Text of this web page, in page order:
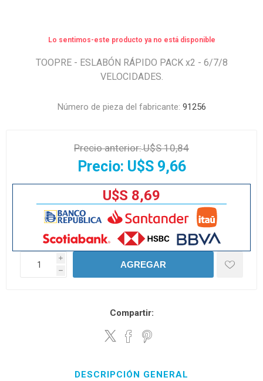
Lo sentimos-este producto ya no está disponible
TOOPRE - ESLABÓN RÁPIDO PACK x2 - 6/7/8
VELOCIDADES.
Número de pieza del fabricante: 91256
Precio anterior:U$S 10,84
Precio: U$S 9,66
U$S 8,69
i
h
AGREGAR
Compartir:
DESCRIPCIÓN GENERAL